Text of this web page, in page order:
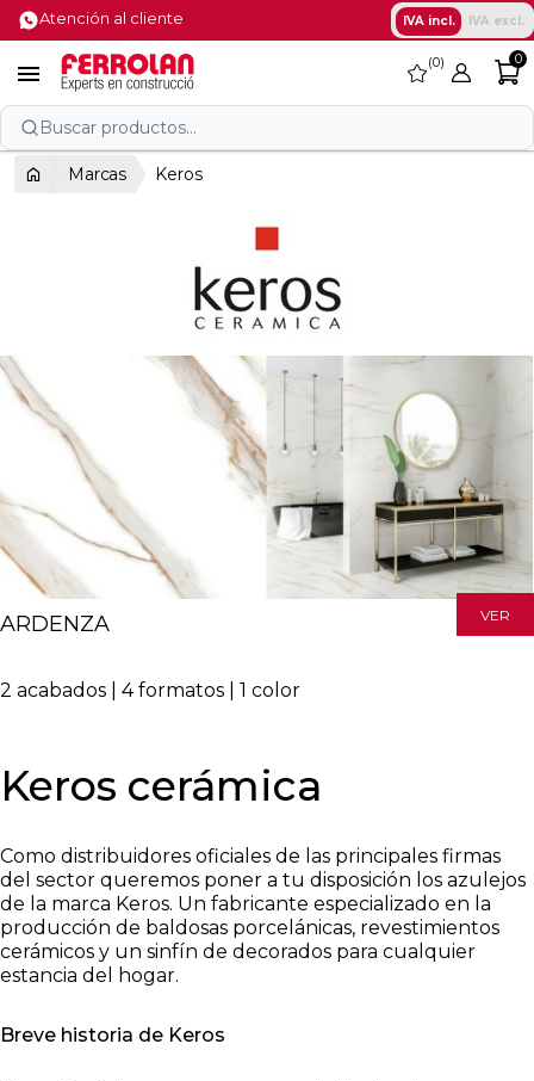
Atención al cliente IVA incl. IVA excl.
 favorite
0 0
Buscar productos...
Marcas Keros
ARDENZA VER
2 acabados 4 formatos 1 color
Keros cerámica
Como distribuidores oficiales de las principales firmas
del sector queremos poner a tu disposición los azulejos
de la marca Keros. Un fabricante especializado en la
producción de baldosas porcelánicas, revestimientos
cerámicos y un sinfín de decorados para cualquier
estancia del hogar.
Breve historia de Keros